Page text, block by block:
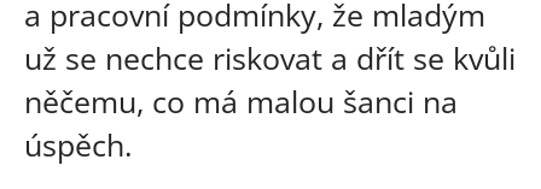
a pracovní podmínky, že mladým
už se nechce riskovat a dřít se kvůli
něčemu, co má malou šanci na
úspěch.